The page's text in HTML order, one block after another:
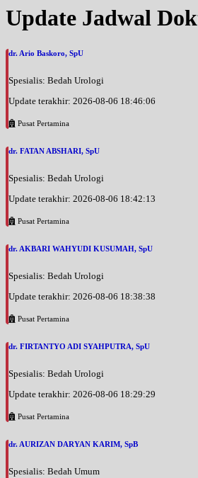
Update Jadwal
dr. Ario Baskoro, SpU
Spesialis: Bedah Urologi
Update terakhir: 2026-08-06 18:46:06
Pusat Pertamina
dr. FATAN ABSHARI, SpU
Spesialis: Bedah Urologi
Update terakhir: 2026-08-06 18:42:13
Pusat Pertamina
dr. AKBARI WAHYUDI KUSUMAH, SpU
Spesialis: Bedah Urologi
Update terakhir: 2026-08-06 18:38:38
Pusat Pertamina
dr. FIRTANTYO ADI SYAHPUTRA, SpU
Spesialis: Bedah Urologi
Update terakhir: 2026-08-06 18:29:29
Pusat Pertamina
dr. AURIZAN DARYAN KARIM, SpB
Spesialis: Bedah Umum